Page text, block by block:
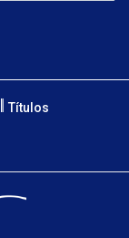
Títulos